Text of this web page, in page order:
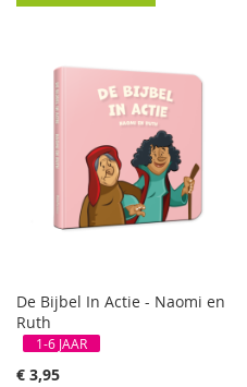
De Bijbel In Actie - Naomi en
Ruth
1-6 JAAR
€ 3,95